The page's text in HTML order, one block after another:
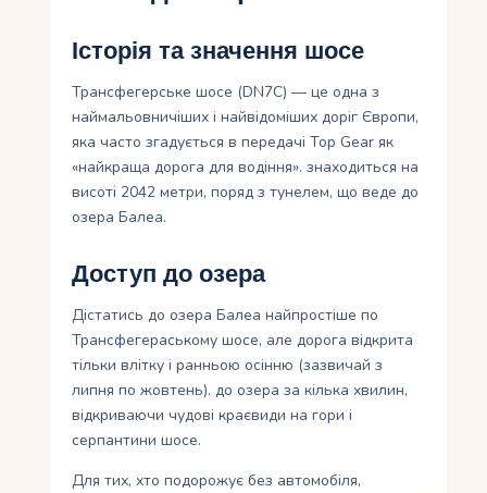
Історія та значення шосе
Трансфегерське шосе (DN7C) — це одна з
наймальовничіших і найвідоміших доріг Європи,
яка часто згадується в передачі Top Gear як
«найкраща дорога для водіння». знаходиться на
висоті 2042 метри, поряд з тунелем, що веде до
озера Балеа.
Доступ до озера
Дістатись до озера Балеа найпростіше по
Трансфегераському шосе, але дорога відкрита
тільки влітку і ранньою осінню (зазвичай з
липня по жовтень). до озера за кілька хвилин,
відкриваючи чудові краєвиди на гори і
серпантини шосе.
Для тих, хто подорожує без автомобіля,